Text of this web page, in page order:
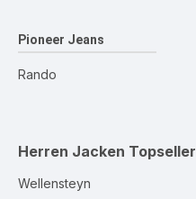
Pioneer Jeans
Rando
Herren Jacken Topseller
Wellensteyn